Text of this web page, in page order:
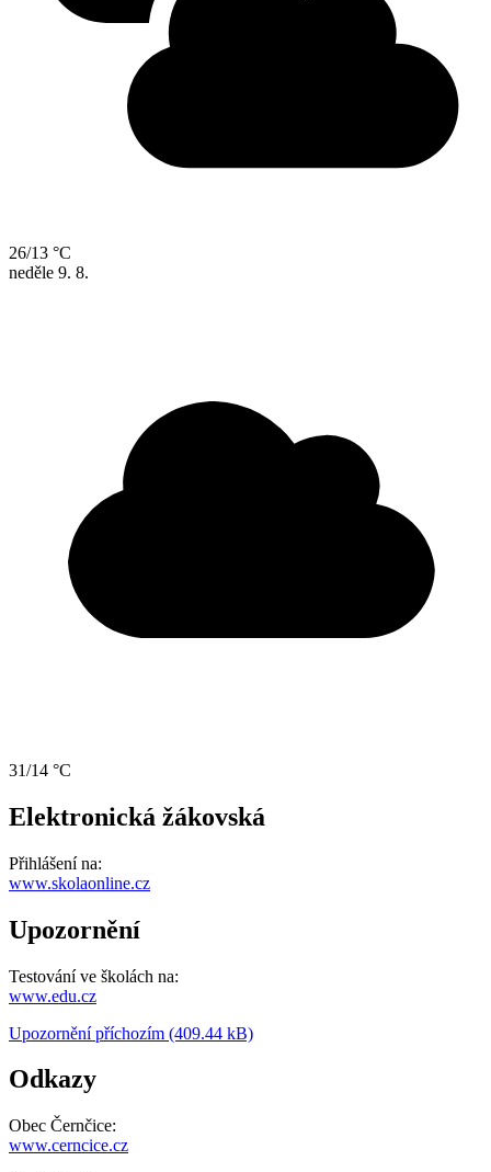
26/13 °C
neděle 9. 8.
31/14 °C
Elektronická žákovská
Přihlášení na:
www.skolaonline.cz
Upozornění
Testování ve školách na:
www.edu.cz
Upozornění příchozím (409.44 kB)
Odkazy
Obec Černčice:
www.cerncice.cz